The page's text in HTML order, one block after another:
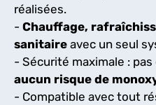
réalisées.
- Chauffage,
sanitaire avec un seul
- Sécurité maximale :
aucun risque de
- Compatible avec tout